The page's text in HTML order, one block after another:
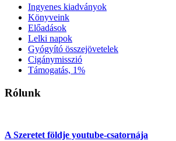
Ingyenes kiadványok
Könyveink
Előadások
Lelki napok
Gyógyító összejövetelek
Cigánymisszió
Támogatás, 1%
Rólunk
A Szeretet földje youtube-csatornája